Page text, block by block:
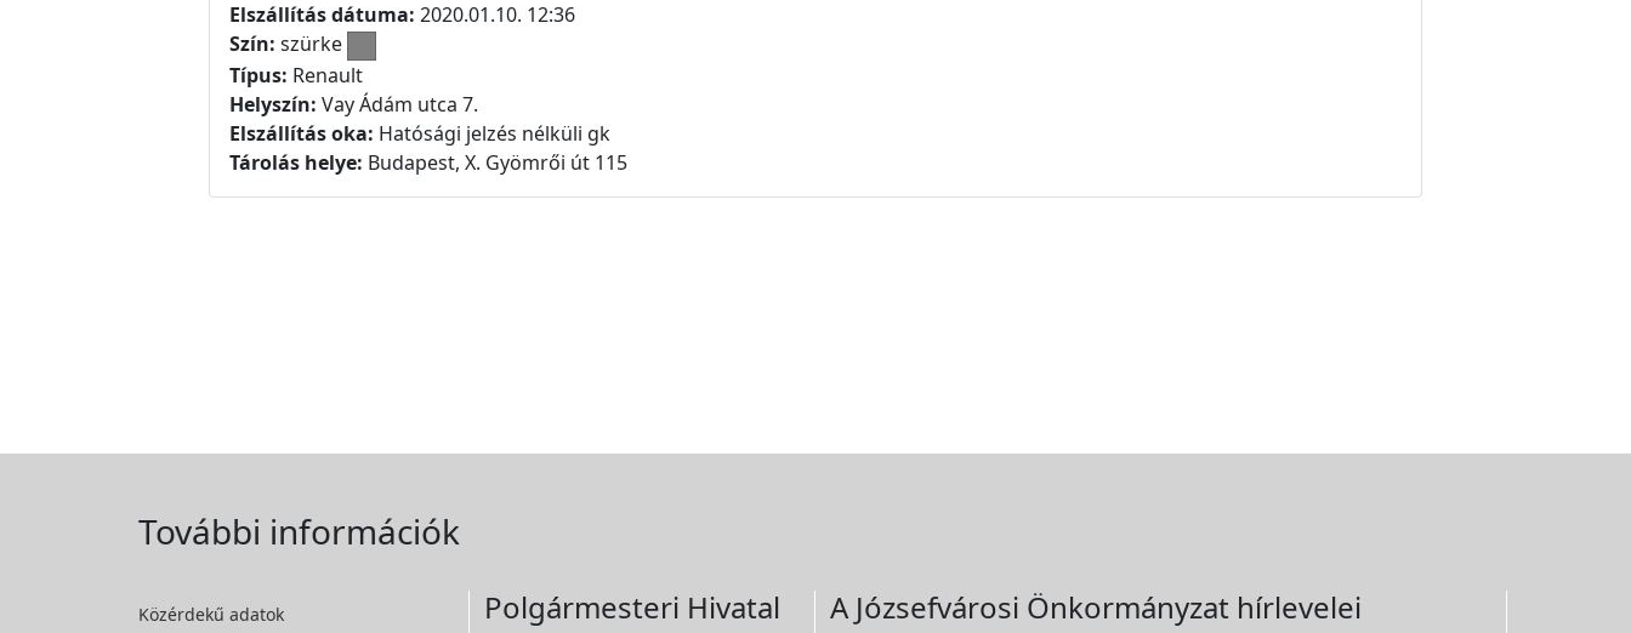
Elszállítás dátuma: 2020.01.10. 12:36
Szín: szürke
Típus: Renault
Helyszín: Vay Ádám utca 7.
Elszállítás oka: Hatósági jelzés nélküli gk
Tárolás helye: Budapest, X. Gyömrői út 115
További információk
Közérdekű adatok Polgármesteri Hivatal A Józsefvárosi Önkormányzat hírlevelei